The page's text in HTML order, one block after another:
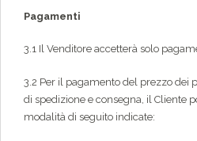
Pagamenti
3.1 Il Venditore accetterà solo
3.2 Per il pagamento del prezzo dei
di spedizione e consegna, il Cliente
modalità di seguito indicate: